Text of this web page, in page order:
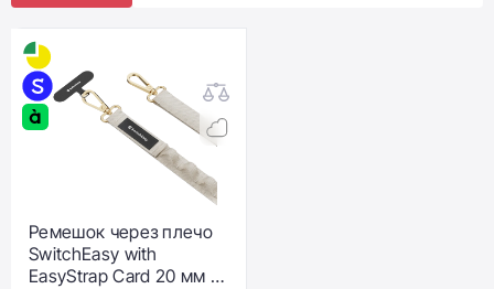
Ремешок через плечо
SwitchEasy with
EasyStrap Card 20 мм -